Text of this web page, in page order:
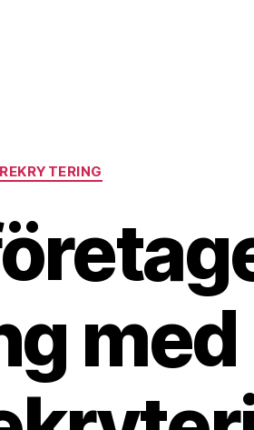
Kategorier
REKRYTERING